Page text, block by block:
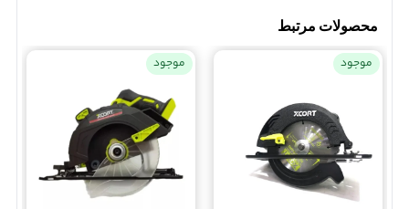
محصولات مرتبط
موجود موجود